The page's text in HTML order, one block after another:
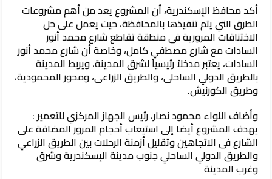
أكد محافظ الإسكندرية، أن المشروع يعد من أهم مشروعات
الطرق التي يتم تنفيذها بالمحافظة، حيث يعمل على حل
الاختناقات المرورية فى منطقة تقاطع شارع محمد أنور
السادات مع شارع مصطفي كامل، وخاصة أن شارع محمد أنور
السادات، يعتبر مدخلاً رئيسياً لشرق المدينة، ويربط المدينة
بالطريق الدولي الساحلى، والطريق الزراعى، ومحور المحمودية،
وطريق الكورنيش.
وأضاف اللواء محمود نصار، رئيس الجهاز المركزي للتعمير :
يهدف المشروع أيضا إلى استيعاب أحجام المرور المضافة على
الشارع فى الاتجاهين وتقليل أزمنة الرحلات بين الطريق الزراعي
والطريق الدولي الساحلي جنوب مدينة الإسكندرية وشرق
وغرب المدينة